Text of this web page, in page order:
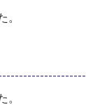
。
。